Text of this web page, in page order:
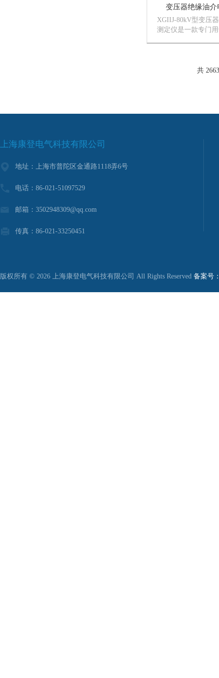
变压器绝缘油
XGIIJ-80kV型变压
测定仪是一款专门
共
上海康登电气科技有限公司
地址：上海市普陀区金通路1118弄6号
电话：86-021-51097529
邮箱：3502948309@qq.com
传真：86-021-33250451
版权所有 © 2026 上海康登电气科技有限公司 All Rights Reserved 备案号